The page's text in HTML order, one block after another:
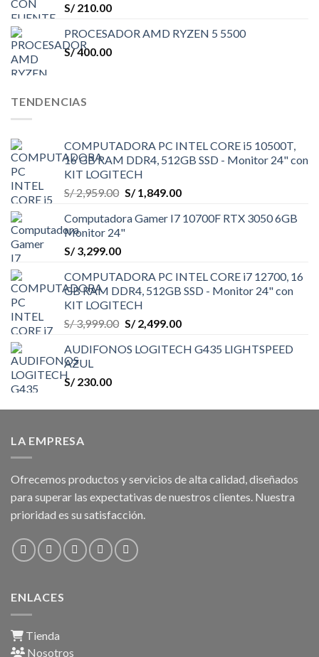
S/210.00
PROCESADOR AMD RYZEN 5 5500
S/400.00
TENDENCIAS
COMPUTADORA PC INTEL CORE i5 10500T,
16 GB RAM DDR4, 512GB SSD - Monitor 24" con
KIT LOGITECH
S/2,959.00 El
original
era:
S/1,849.00El
actual
Computadora Gamer I7 10700F RTX 3050 6GB
Monitor 24"
S/3,299.00
COMPUTADORA PC INTEL CORE i7 12700, 16
GB RAM DDR4, 512GB SSD - Monitor 24" con
KIT LOGITECH
S/3,999.00 El
original
S/2,499.00El
actual
AUDIFONOS LOGITECH G435 LIGHTSPEED
AZUL
S/230.00
LA EMPRESA
Ofrecemos productos y servicios de alta calidad, diseñados
para superar las expectativas de nuestros clientes. Nuestra
prioridad es su satisfacción.
ENLACES
Tienda
Nosotros